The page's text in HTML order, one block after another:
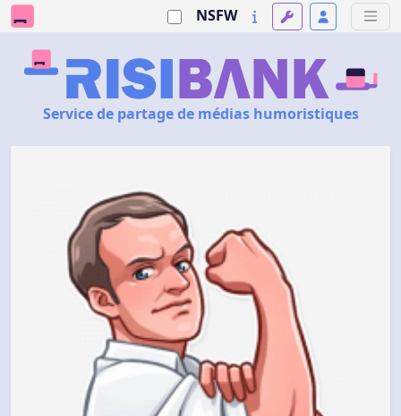
NSFW
Service de partage de médias humoristiques